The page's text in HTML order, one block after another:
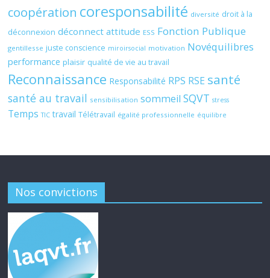
coopération coresponsabilité diversité droit à la
déconnexion déconnect attitude ESS Fonction Publique
gentillesse juste conscience miroirsocial motivation Novéquilibres
performance plaisir qualité de vie au travail
Reconnaissance Responsabilité RPS RSE santé
santé au travail sensibilisation sommeil SQVT stress
Temps TIC travail Télétravail égalité professionnelle équilibre
Nos convictions